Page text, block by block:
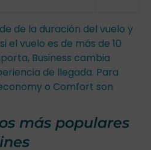
de la duración del vuelo y
el vuelo es de más de 10
Business cambia
de llegada. Para
o Comfort son
más populares